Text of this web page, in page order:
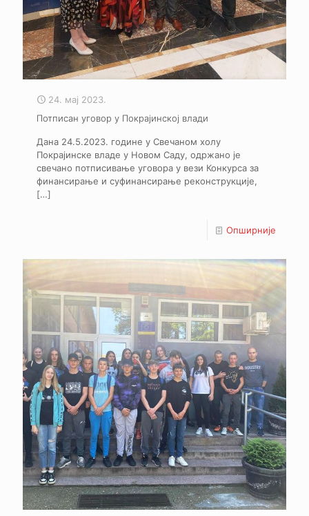
24. мај 2023.
Потписан уговор у Покрајинској влади
Дана 24.5.2023. године у Свечаном холу
Покрајинске владе у Новом Саду, одржано је
свечано потписивање уговора у вези Конкурса за
финансирање и суфинансирање реконструкције,
[…]
Опширније